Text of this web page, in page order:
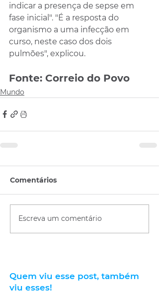
indicar a presença de sepse em
fase inicial". "É a resposta do
organismo a uma infecção em
curso, neste caso dos dois
pulmões", explicou.
Fonte: Correio do Povo
Mundo
Comentários
Escreva um comentário
Quem viu esse post, também
viu esses!